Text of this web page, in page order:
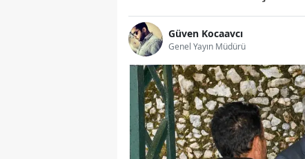
Güven Kocaavcı
Genel Yayın Müdürü